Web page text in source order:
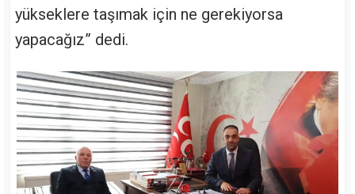
yükseklere taşımak için ne gerekiyorsa
yapacağız” dedi.